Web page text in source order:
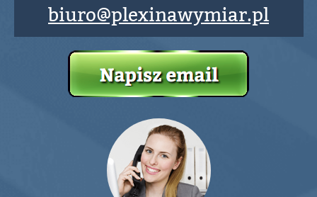
biuro@plexinawymiar.pl